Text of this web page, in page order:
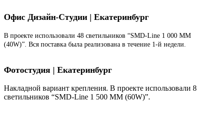
Офис Дизайн-Студии | Екатеринбург
В проекте использовали 48 светильников “SMD-Line 1 000 ММ
(40W)”. Вся поставка была реализована в течение 1-й недели.
Фотостудия | Екатеринбург
Накладной вариант крепления. В проекте использовали 8
светильников “SMD-Line 1 500 ММ (60W)”.